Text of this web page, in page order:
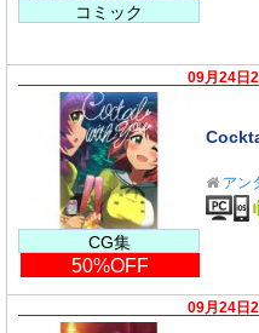
コミック
09月24日
CG集
50%OFF
アン
09月24日